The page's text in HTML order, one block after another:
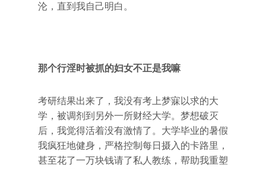
沦，直到我自己明白。
那个行淫时被抓的妇女不正是我嘛
考研结果出来了，我没有考上梦寐以求的大
学，被调剂到另外一所财经大学。梦想破灭
后，我觉得活着没有激情了。大学毕业的暑假
我疯狂地健身，严格控制每日摄入的卡路里，
甚至花了一万块钱请了私人教练，帮助我重塑